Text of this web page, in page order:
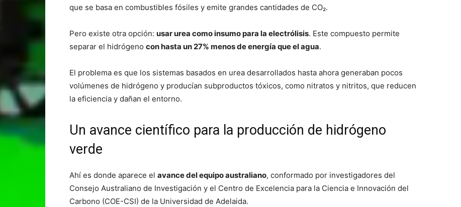
que se basa en combustibles fósiles y emite grandes cantidades de CO₂.
Pero existe otra opción: usar urea como insumo para la electrólisis. Este compuesto permite
separar el hidrógeno con hasta un 27% menos de energía que el agua.
El problema es que los sistemas basados en urea desarrollados hasta ahora generaban pocos
volúmenes de hidrógeno y producían subproductos tóxicos, como nitratos y nitritos, que reducen
la eficiencia y dañan el entorno.
Un avance científico para la producción de hidrógeno
verde
Ahí es donde aparece el avance del equipo australiano, conformado por investigadores del
Consejo Australiano de Investigación y el Centro de Excelencia para la Ciencia e Innovación del
Carbono (COE-CSI) de la Universidad de Adelaida.